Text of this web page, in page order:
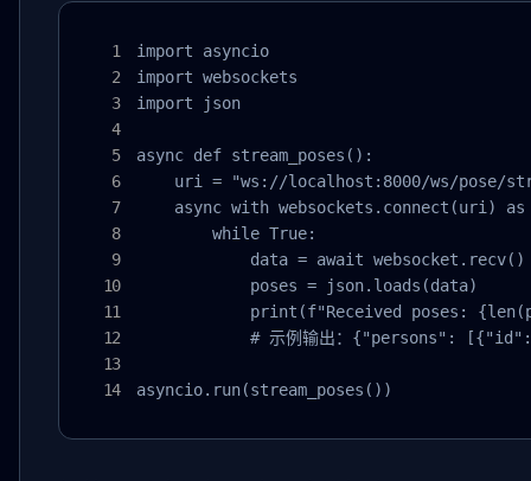
import asyncio
import websockets
import json
async def stream_poses():
uri = "ws://localhost:8000/ws/pose/
async with websockets.connect(uri) as
        while True:
            data = await websocket.recv()
            poses = json.loads(data)
print(f"Received poses:
# 示例输出：{"persons":
asyncio.run(stream_poses())